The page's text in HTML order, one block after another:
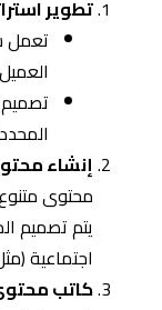
كاتب
في صياغة
العلامة
المستهدف.
مصمم
إنشاء
وتعزيز
المستخدم.
تصميم
جرافيك